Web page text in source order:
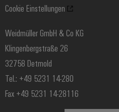
Windenergie
Cookie Einstellungen
Weidmüller GmbH & Co KG
Klingenbergstraße 26
32758 Detmold
Tel.: +49 5231 14-280
Fax +49 5231 14-28116